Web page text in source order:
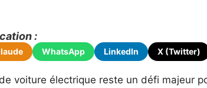
:
WhatsApp LinkedIn X (Twitter)
voiture électrique reste un défi majeur